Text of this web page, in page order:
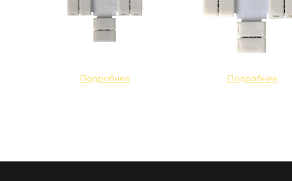
Подробнее Подробнее